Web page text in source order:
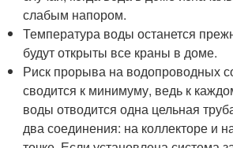
слабым напором.
Температура воды останется
будут открыты все краны в доме.
Риск прорыва на водопроводных
сводится к минимуму, ведь к
воды отводится одна цельная
два соединения: на коллекторе и